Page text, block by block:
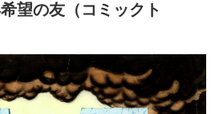
望の友（コミックト